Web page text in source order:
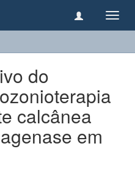
do
calcânea
em